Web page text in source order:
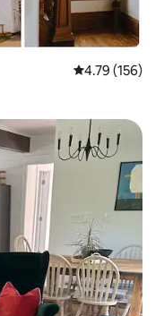
Calificación
4.79 (156)